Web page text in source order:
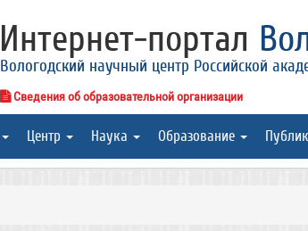
Интернет-портал
Вологодский научный центр Российской
Сведения об образовательной организации
Центр Наука Образование